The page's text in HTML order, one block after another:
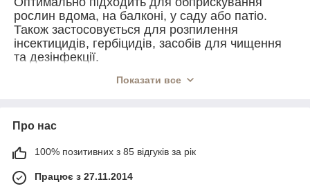
рослин вдома, на балконі, у саду або патіо.
Також застосовується для розпилення
інсектицидів, гербіцидів, засобів для чищення
та дезінфекції.
Показати все
Про нас
100% позитивних з 85 відгуків за рік
Працює з 27.11.2014